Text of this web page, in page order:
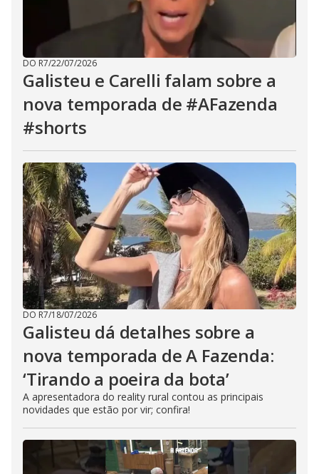
DO R7/22/07/2026
Galisteu e Carelli falam sobre a
nova temporada de #AFazenda
#shorts
DO R7/18/07/2026
Galisteu dá detalhes sobre a
nova temporada de A Fazenda:
‘Tirando a poeira da bota’
A apresentadora do reality rural contou as principais
novidades que estão por vir; confira!